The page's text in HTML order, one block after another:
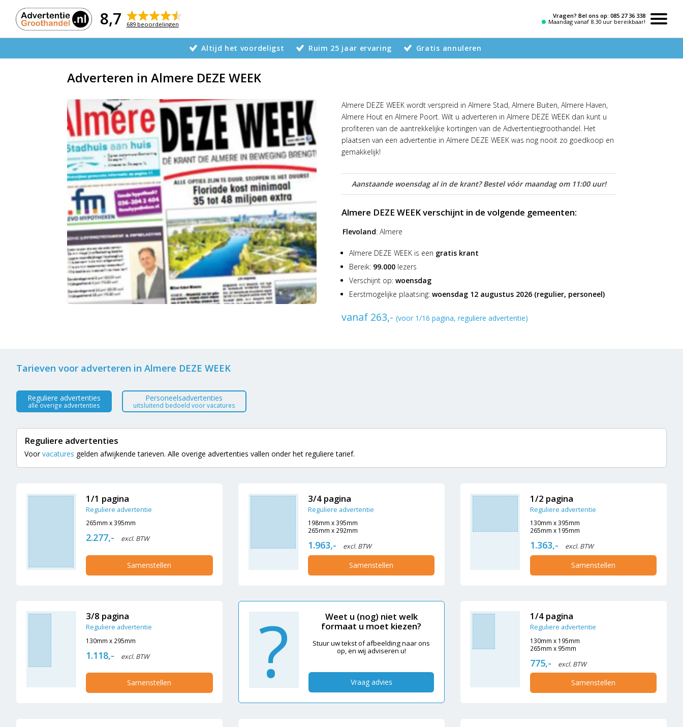
inhoud
8,7 689 beoordelingen
Vragen? Bel ons op:085 27 36 338
Maandag vanaf 8.30 uur bereikbaar!
Altijd het voordeligst Ruim 25 jaar ervaring Gratis annuleren
Adverteren in Almere DEZE WEEK
Almere DEZE WEEK wordt verspreid in Almere Stad, Almere Buiten, Almere Haven,
Almere Hout en Almere Poort. Wilt u adverteren in Almere DEZE WEEK dan kunt u
profiteren van de aantrekkelijke kortingen van de Advertentiegroothandel. Het
plaatsen van een advertentie in Almere DEZE WEEK was nog nooit zo goedkoop en
gemakkelijk!
Aanstaande woensdag al in de krant? Bestel vóór maandag om 11:00 uur!
Almere DEZE WEEK verschijnt in de volgende gemeenten:
Flevoland: Almere
Almere DEZE WEEK is een gratis krant
Bereik: 99.000 lezers
Verschijnt op:woensdag
Eerstmogelijke plaatsing:woensdag 12 augustus 2026 (regulier, personeel)
vanaf 263,- (voor 1/16 pagina, reguliere advertentie)
Tarieven voor adverteren in Almere DEZE WEEK
Reguliere advertenties
alle overige advertenties
Personeelsadvertenties
uitsluitend bedoeld voor vacatures
Reguliere advertenties
Voorvacatures gelden afwijkende tarieven. Alle overige advertenties vallen onder het reguliere tarief.
1/1 pagina
Reguliere advertentie
265mm x 395mm
2.277,- excl. BTW
Samenstellen
3/4 pagina
Reguliere advertentie
198mm x 395mm
265mm x 292mm
1.963,- excl. BTW
Samenstellen
1/2 pagina
Reguliere advertentie
130mm x 395mm
265mm x 195mm
1.363,- excl. BTW
Samenstellen
3/8 pagina
Reguliere advertentie
130mm x 295mm
1.118,- excl. BTW
Samenstellen ?
Weet u (nog) niet welk
formaat u moet kiezen?
Stuur uw tekst of afbeelding naar ons
op, en wij adviseren u!
Vraag advies
1/4 pagina
Reguliere advertentie
130mm x 195mm
265mm x 95mm
775,- excl. BTW
Samenstellen